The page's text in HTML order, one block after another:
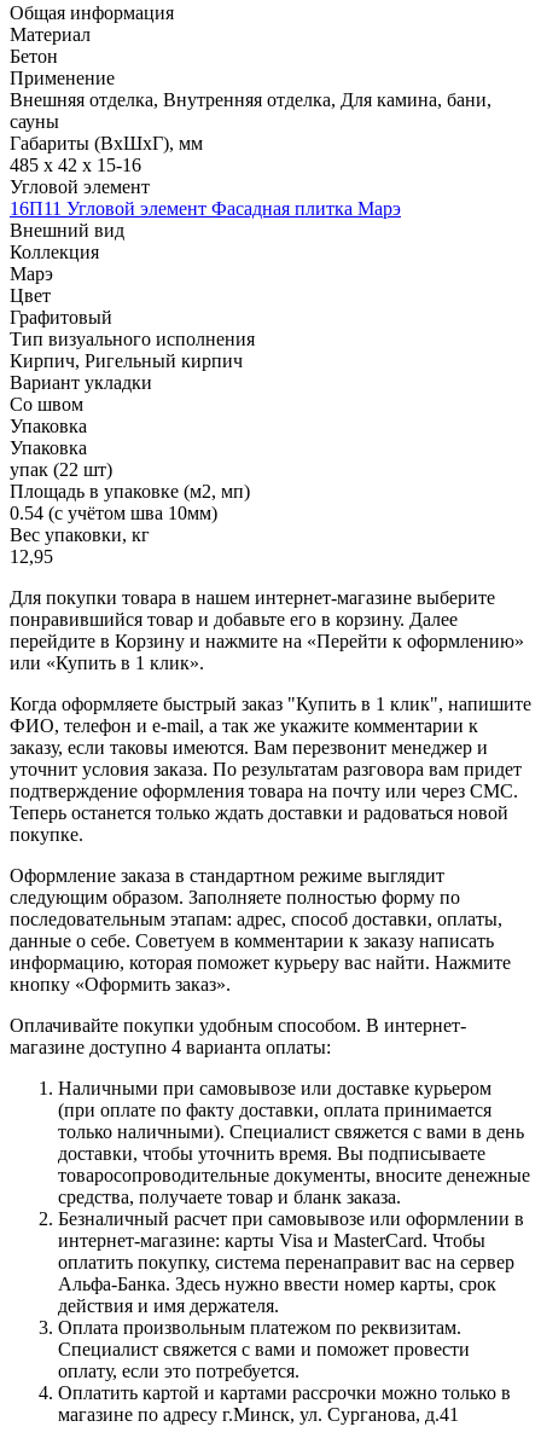
Общая информация
Материал
Бетон
Применение
Внешняя отделка, Внутренняя отделка, Для камина, бани,
сауны
Габариты (ВхШхГ), мм
485 х 42 х 15-16
Угловой элемент
16П11 Угловой элемент Фасадная плитка Марэ
Внешний вид
Коллекция
Марэ
Цвет
Графитовый
Тип визуального исполнения
Кирпич, Ригельный кирпич
Вариант укладки
Со швом
Упаковка
Упаковка
упак (22 шт)
Площадь в упаковке (м2, мп)
0.54 (с учётом шва 10мм)
Вес упаковки, кг
12,95
Для покупки товара в нашем интернет-магазине выберите
понравившийся товар и добавьте его в корзину. Далее
перейдите в Корзину и нажмите на «Перейти к оформлению»
или «Купить в 1 клик».
Когда оформляете быстрый заказ "Купить в 1 клик", напишите
ФИО, телефон и e-mail, а так же укажите комментарии к
заказу, если таковы имеются. Вам перезвонит менеджер и
уточнит условия заказа. По результатам разговора вам придет
подтверждение оформления товара на почту или через СМС.
Теперь останется только ждать доставки и радоваться новой
покупке.
Оформление заказа в стандартном режиме выглядит
следующим образом. Заполняете полностью форму по
последовательным этапам: адрес, способ доставки, оплаты,
данные о себе. Советуем в комментарии к заказу написать
информацию, которая поможет курьеру вас найти. Нажмите
кнопку «Оформить заказ».
Оплачивайте покупки удобным способом. В интернет-
магазине доступно 4 варианта оплаты:
Наличными при самовывозе или доставке курьером
(при оплате по факту доставки, оплата принимается
только наличными). Специалист свяжется с вами в день
доставки, чтобы уточнить время. Вы подписываете
товаросопроводительные документы, вносите денежные
средства, получаете товар и бланк заказа.
Безналичный расчет при самовывозе или оформлении в
интернет-магазине: карты Visa и MasterCard. Чтобы
оплатить покупку, система перенаправит вас на сервер
Альфа-Банка. Здесь нужно ввести номер карты, срок
действия и имя держателя.
Оплата произвольным платежом по реквизитам.
Специалист свяжется с вами и поможет провести
оплату, если это потребуется.
Оплатить картой и картами рассрочки можно только в
магазине по адресу г.Минск, ул. Сурганова, д.41